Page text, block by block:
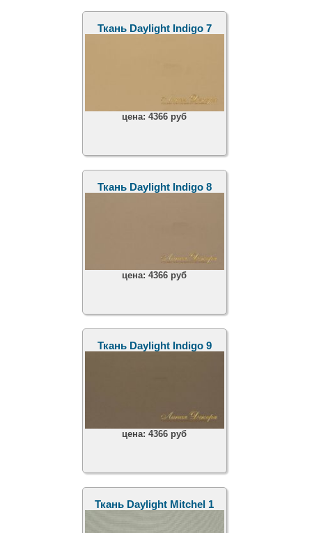
Ткань Daylight Indigo 7
цена:4366 руб
Ткань Daylight Indigo 8
цена:4366 руб
Ткань Daylight Indigo 9
цена:4366 руб
Ткань Daylight Mitchel 1